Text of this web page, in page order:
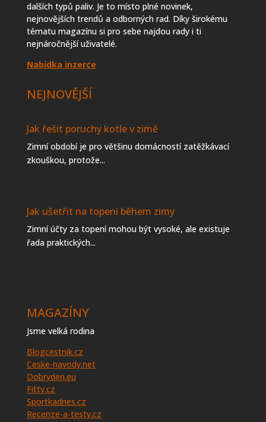
dalších typů paliv. Je to místo plné novinek,
nejnovějších trendů a odborných rad. Díky širokému
tématu magazínu si pro sebe najdou rady i ti
nejnáročnější uživatelé.
Nabídka inzerce
NEJNOVĚJŠÍ
Jak řešit poruchy kotle v zimě
Zimní období je pro většinu domácností zatěžkávací
zkouškou, protože...
Jak ušetřit na topení během zimy
Zimní účty za topení mohou být vysoké, ale existuje
řada praktických...
MAGAZÍNY
Jsme velká rodina
Blogcestnik.cz
Ceske-navody.net
Dobryden.eu
Fitty.cz
Sportkadnes.cz
Recenze-a-testy.cz